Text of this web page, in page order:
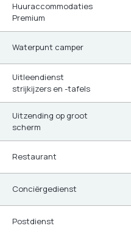
Huuraccommodaties
Premium
Waterpunt camper
Uitleendienst
strijkijzers en -tafels
Uitzending op groot
scherm
Restaurant
Conciërgedienst
Postdienst